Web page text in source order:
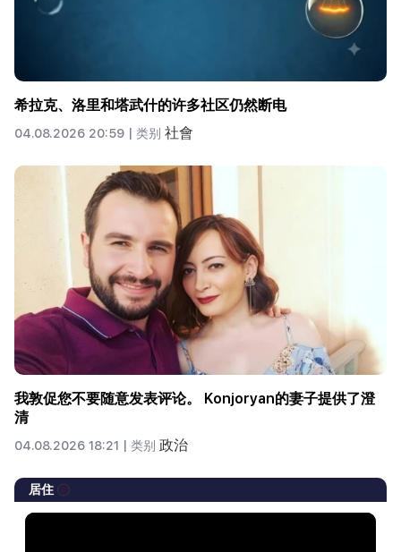
希拉克、洛里和塔武什的许多社区仍然断电
04.08.2026 20:59 | 类别 社會
我敦促您不要随意发表评论。 Konjoryan的妻子提供了澄
清
04.08.2026 18:21 | 类别 政治
居住